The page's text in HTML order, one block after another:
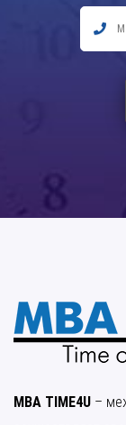
MBA TIME4U –